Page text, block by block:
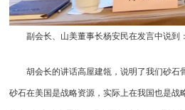
副会长、山美董事长杨安民在发言中说到：
胡会长的讲话高屋建瓴，说明了我们砂石
砂石在美国是战略资源，实际上在我国也是战